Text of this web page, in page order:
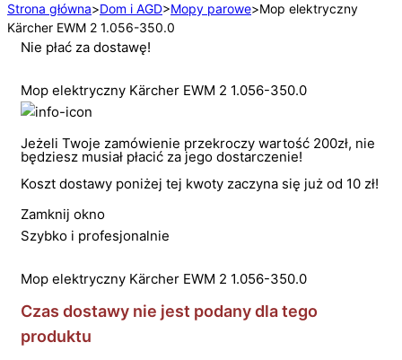
Strona główna>Dom i AGD>Mopy parowe>Mop elektryczny
Kärcher EWM 2 1.056-350.0
Nie płać za dostawę!
Mop elektryczny Kärcher EWM 2 1.056-350.0
Jeżeli Twoje zamówienie przekroczy wartość 200zł, nie
będziesz musiał płacić za jego dostarczenie!
Koszt dostawy poniżej tej kwoty zaczyna się już od 10 zł!
Zamknij okno
Szybko i profesjonalnie
Mop elektryczny Kärcher EWM 2 1.056-350.0
Czas dostawy nie jest podany dla tego
produktu